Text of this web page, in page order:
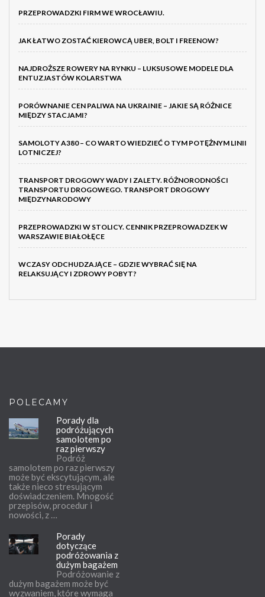
PRZEPROWADZKI FIRM WE WROCŁAWIU.
JAK ŁATWO ZOSTAĆ KIEROWCĄ UBER, BOLT I FREENOW?
NAJDROŻSZE ROWERY NA RYNKU – LUKSUSOWE MODELE DLA
ENTUZJASTÓW KOLARSTWA
PORÓWNANIE CEN PALIWA NA UKRAINIE – JAKIE SĄ RÓŻNICE
MIĘDZY STACJAMI?
SAMOLOTY A380 – CO WARTO WIEDZIEĆ O TYM POTĘŻNYM LINII
LOTNICZEJ?
TRANSPORT DROGOWY WADY I ZALETY. RÓŻNORODNOŚCI
TRANSPORTU DROGOWEGO. TRANSPORT DROGOWY
MIĘDZYNARODOWY
PRZEPROWADZKI W STOLICY. CENNIK PRZEPROWADZEK W
WARSZAWIE BIAŁOŁĘCE
WCZASY ODCHUDZAJĄCE – GDZIE WYBRAĆ SIĘ NA
RELAKSUJĄCY I ZDROWY POBYT?
POLECAMY
Porady dla
podróżujących
samolotem po
raz pierwszy
Podróż
samolotem po raz pierwszy
może być ekscytującym, ale
także nieco stresującym
doświadczeniem. Mnogość
przepisów, procedur i
nowości, z …
Porady
dotyczące
podróżowania z
dużym bagażem
Podróżowanie z
dużym bagażem może być
wyzwaniem, które wymaga